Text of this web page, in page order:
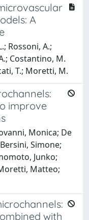
A
Rossoni, A.;
Costantino, M.
T.; Moretti, M.
improve
Monica; De
Simone;
Junko;
Matteo;
with